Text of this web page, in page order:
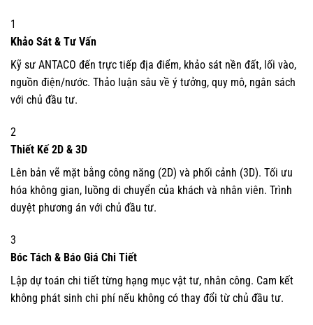
1
Khảo Sát & Tư Vấn
Kỹ sư ANTACO đến trực tiếp địa điểm, khảo sát nền đất, lối vào,
nguồn điện/nước. Thảo luận sâu về ý tưởng, quy mô, ngân sách
với chủ đầu tư.
2
Thiết Kế 2D & 3D
Lên bản vẽ mặt bằng công năng (2D) và phối cảnh (3D). Tối ưu
hóa không gian, luồng di chuyển của khách và nhân viên. Trình
duyệt phương án với chủ đầu tư.
3
Bóc Tách & Báo Giá Chi Tiết
Lập dự toán chi tiết từng hạng mục vật tư, nhân công. Cam kết
không phát sinh chi phí nếu không có thay đổi từ chủ đầu tư.